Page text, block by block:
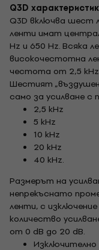
Q3D
Q3D включва шест
ленти имат
Hz и 650 Hz. Всяка
високочестотна
честота от 2,5
Шестият
само за усилване
2,5 kHz
5 kHz
10 kHz
20 kHz
40 kHz.
Размерът на
непрекъснато
ленти, с
количество
от 0 dB до 20 dB.